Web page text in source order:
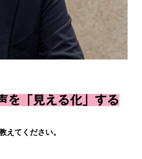
を「見える化」する
えてください。